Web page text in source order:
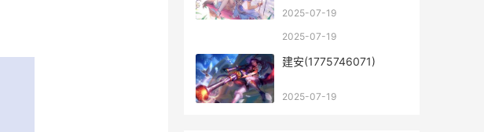
吧。
性上限也会随着等级提升
2025-07-19
2025-07-19
建安(1775746071)
2025-07-19